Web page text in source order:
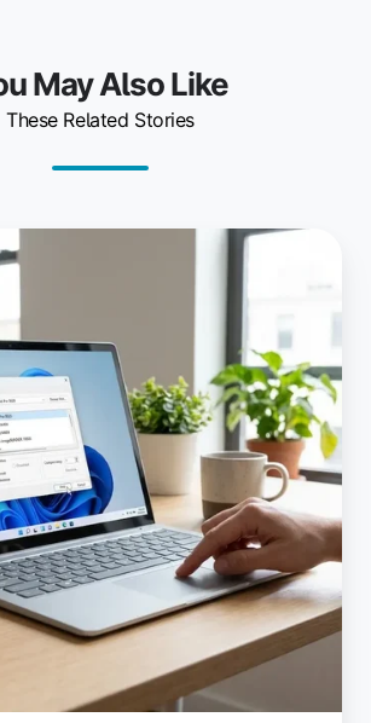
May Also Like
These Related Stories